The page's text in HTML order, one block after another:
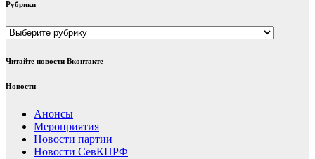
Рубрики
Рубрики
Читайте новости Вконтакте
Новости
Анонсы
Мероприятия
Новости партии
Новости СевКПРФ